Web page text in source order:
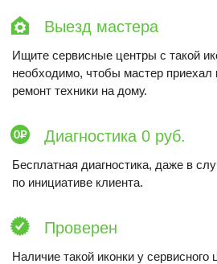
Выезд мастера
Ищите сервисные центры с такой
необходимо, чтобы мастер приехал
ремонт техники на дому.
Диагностика 0 руб.
Бесплатная диагностика, даже в
по инициативе клиента.
Проверен
Наличие такой иконки у сервисного